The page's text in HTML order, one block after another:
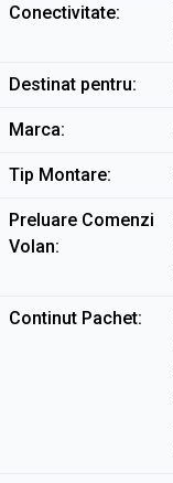
Conectivitate
Destinat pentru
Marca
Tip Montare
Preluare Comenzi
Volan
Continut Pachet